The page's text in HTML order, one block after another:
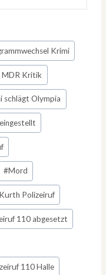
Krimi
MDR Kritik
schlägt Olympia
#Mord
Polizeiruf
110 abgesetzt
110 Halle